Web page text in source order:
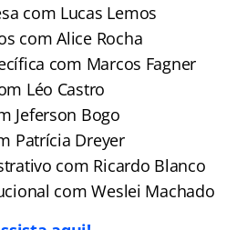
com Lucas Lemos
com Alice Rocha
com Marcos Fagner
Léo Castro
Jeferson Bogo
Patrícia Dreyer
com Ricardo Blanco
com Weslei Machado